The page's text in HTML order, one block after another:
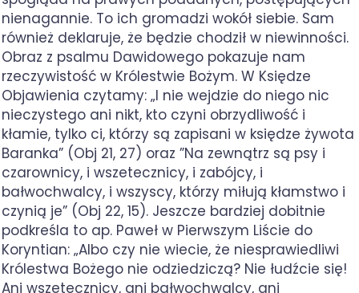
nienagannie. To ich gromadzi wokół siebie. Sam
również deklaruje, że będzie chodził w niewinności.
Obraz z psalmu Dawidowego pokazuje nam
rzeczywistość w Królestwie Bożym. W Księdze
Objawienia czytamy: „I nie wejdzie do niego nic
nieczystego ani nikt, kto czyni obrzydliwość i
kłamie, tylko ci, którzy są zapisani w księdze żywota
Baranka” (Obj 21, 27) oraz ”Na zewnątrz są psy i
czarownicy, i wszetecznicy, i zabójcy, i
bałwochwalcy, i wszyscy, którzy miłują kłamstwo i
czynią je” (Obj 22, 15). Jeszcze bardziej dobitnie
podkreśla to ap. Paweł w Pierwszym Liście do
Koryntian: „Albo czy nie wiecie, że niesprawiedliwi
Królestwa Bożego nie odziedziczą? Nie łudźcie się!
Ani wszetecznicy, ani bałwochwalcy, ani